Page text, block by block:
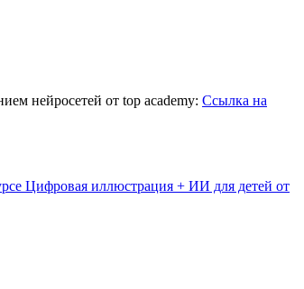
нейросетей от top academy: Ссылка на
Цифровая иллюстрация + ИИ для детей от